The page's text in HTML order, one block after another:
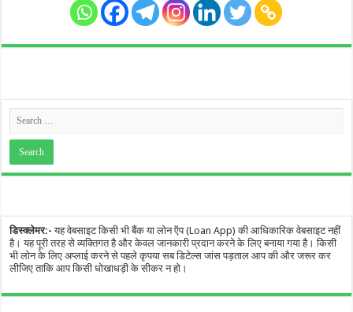
डिस्क्लेमर:- यह वेबसाइट किसी भी बैंक या लोन ऍप (Loan App) की आधिकारिक वेबसाइट नहीं
है। यह पूरी तरह से व्यक्तिगत है और केवल जानकारी प्रदान करने के लिए बनाया गया है। किसी
भी लोन के लिए अप्लाई करने से पहले कृपया सब डिटेल्स जांस पड़ताल आप की और जरूर कर
लीजिए ताकि आप किसी धोखाधड़ी के सीकर न हो।